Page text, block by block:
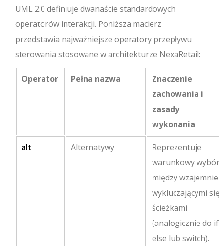
UML 2.0 definiuje dwanaście standardowych
operatorów interakcji. Poniższa macierz
przedstawia najważniejsze operatory przepływu
sterowania stosowane w architekturze NexaRetail:
Operator Pełna nazwa
Znaczenie
zachowania i
zasady
wykonania
alt Alternatywy
Reprezentuje
warunkowy
między wzajemnie
wykluczającymi
ścieżkami
(analogicznie do
else lubswitch).